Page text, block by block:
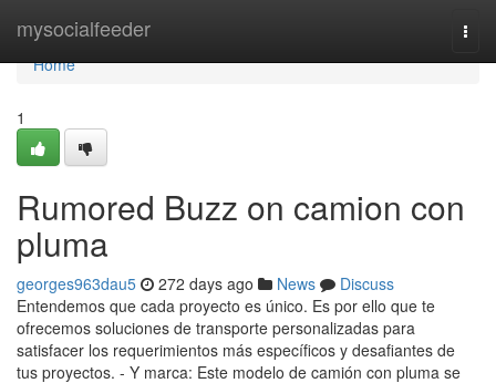
mysocialfeeder
Home
Home
1
Rumored Buzz on camion con
pluma
georges963dau5 272 days ago News
Discuss
Entendemos que cada proyecto es único. Es por ello que te
ofrecemos soluciones de transporte personalizadas para
satisfacer los requerimientos más específicos y desafiantes de
tus proyectos. - Y marca: Este modelo de camión con pluma se